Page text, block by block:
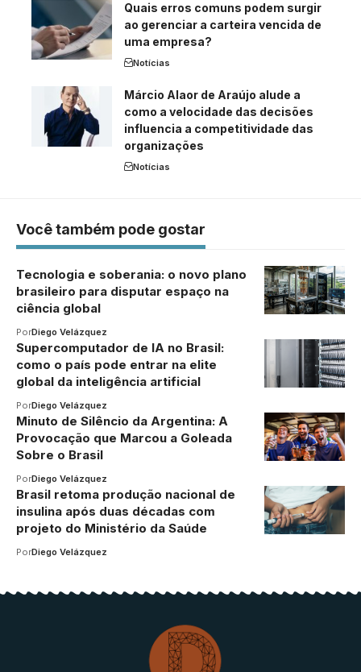
Quais erros comuns podem surgir
ao gerenciar a carteira vencida de
uma empresa?
Notícias
Márcio Alaor de Araújo alude a
como a velocidade das decisões
influencia a competitividade das
organizações
Notícias
Você também pode gostar
Tecnologia e soberania: o novo plano
brasileiro para disputar espaço na
ciência global
PorDiego Velázquez
Supercomputador de IA no Brasil:
como o país pode entrar na elite
global da inteligência artificial
PorDiego Velázquez
Minuto de Silêncio da Argentina: A
Provocação que Marcou a Goleada
Sobre o Brasil
PorDiego Velázquez
Brasil retoma produção nacional de
insulina após duas décadas com
projeto do Ministério da Saúde
PorDiego Velázquez